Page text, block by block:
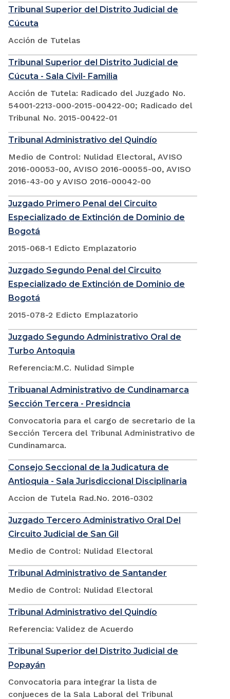
Tribunal Superior del Distrito Judicial de
Cúcuta
Acción de Tutelas
Tribunal Superior del Distrito Judicial de
Cúcuta - Sala Civil- Familia
Acción de Tutela: Radicado del Juzgado No.
54001-2213-000-2015-00422-00; Radicado del
Tribunal No. 2015-00422-01
Tribunal Administrativo del Quindío
Medio de Control: Nulidad Electoral, AVISO
2016-00053-00, AVISO 2016-00055-00, AVISO
2016-43-00 y AVISO 2016-00042-00
Juzgado Primero Penal del Circuito
Especializado de Extinción de Dominio de
Bogotá
2015-068-1 Edicto Emplazatorio
Juzgado Segundo Penal del Circuito
Especializado de Extinción de Dominio de
Bogotá
2015-078-2 Edicto Emplazatorio
Juzgado Segundo Administrativo Oral de
Turbo Antoquia
Referencia:M.C. Nulidad Simple
Tribuanal Administrativo de Cundinamarca
Sección Tercera - Presidncia
Convocatoria para el cargo de secretario de la
Sección Tercera del Tribunal Administrativo de
Cundinamarca.
Consejo Seccional de la Judicatura de
Antioquia - Sala Jurisdiccional Disciplinaria
Accion de Tutela Rad.No. 2016-0302
Juzgado Tercero Administrativo Oral Del
Circuito Judicial de San Gil
Medio de Control: Nulidad Electoral
Tribunal Administrativo de Santander
Medio de Control: Nulidad Electoral
Tribunal Administrativo del Quindío
Referencia: Validez de Acuerdo
Tribunal Superior del Distrito Judicial de
Popayán
Convocatoria para integrar la lista de
conjueces de la Sala Laboral del Tribunal